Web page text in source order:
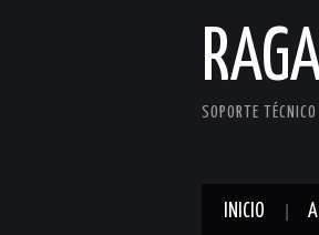
SOPORTE
INICIO